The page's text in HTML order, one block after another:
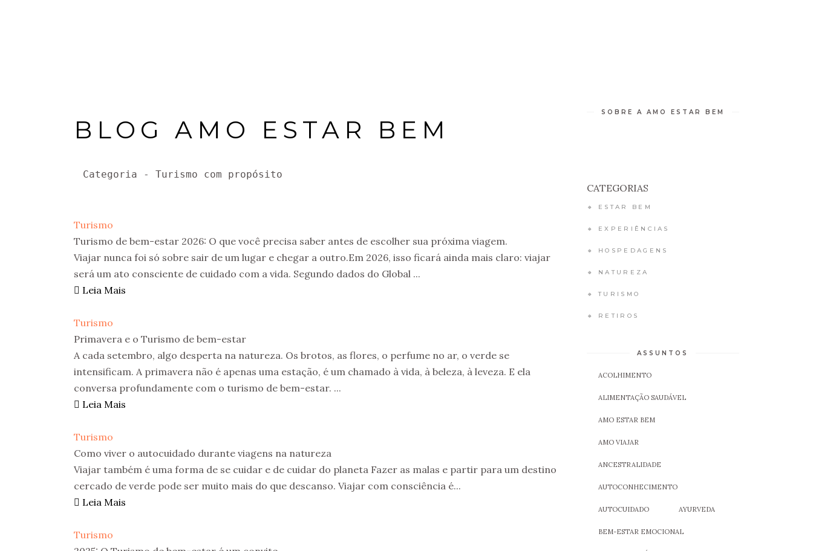
BLOG AMO ESTAR BEM
Categoria - Turismo com propósito
Turismo
Turismo de bem-estar 2026: O que você precisa saber antes de escolher sua próxima viagem.
Viajar nunca foi só sobre sair de um lugar e chegar a outro.Em 2026, isso ficará ainda mais claro: viajar
será um ato consciente de cuidado com a vida. Segundo dados do Global ...
Leia Mais
Turismo
Primavera e o Turismo de bem-estar
A cada setembro, algo desperta na natureza. Os brotos, as flores, o perfume no ar, o verde se
intensificam. A primavera não é apenas uma estação, é um chamado à vida, à beleza, à leveza. E ela
conversa profundamente com o turismo de bem-estar. ...
Leia Mais
Turismo
Como viver o autocuidado durante viagens na natureza
Viajar também é uma forma de se cuidar e de cuidar do planeta Fazer as malas e partir para um destino
cercado de verde pode ser muito mais do que descanso. Viajar com consciência é...
Leia Mais
Turismo
SOBRE A AMO ESTAR BEM
CATEGORIAS
🔸 ESTAR BEM
🔸 EXPERIÊNCIAS
🔸 HOSPEDAGENS
🔸 NATUREZA
🔸 TURISMO
🔸 RETIROS
ASSUNTOS
ACOLHIMENTO
ALIMENTAÇÃO SAUDÁVEL
AMO ESTAR BEM
AMO VIAJAR
ANCESTRALIDADE
AUTOCONHECIMENTO
AUTOCUIDADO AYURVEDA
BEM-ESTAR EMOCIONAL